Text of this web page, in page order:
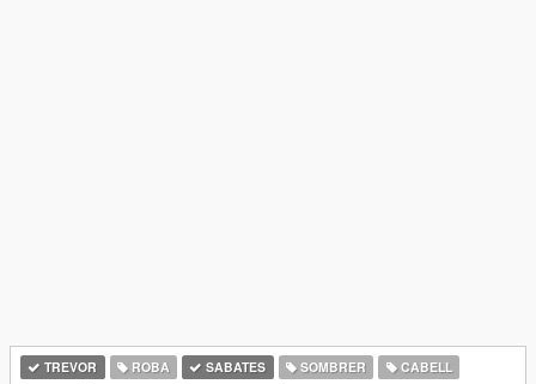
TREVOR ROBA SABATES SOMBRER
CABELL